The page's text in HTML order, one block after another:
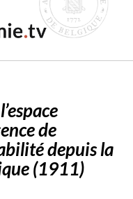
de
depuis la
(1911)